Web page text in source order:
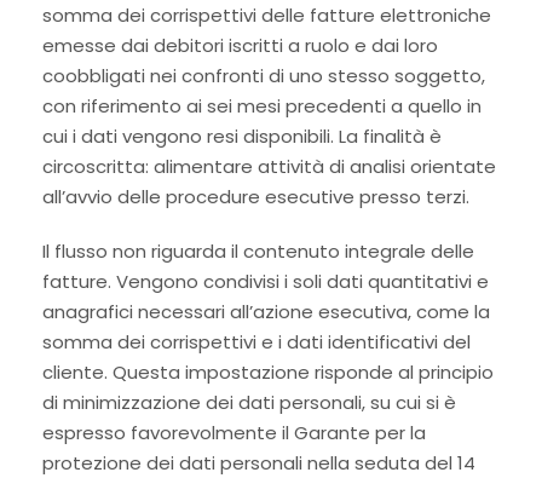
somma dei corrispettivi delle fatture elettroniche
emesse dai debitori iscritti a ruolo e dai loro
coobbligati nei confronti di uno stesso soggetto,
con riferimento ai sei mesi precedenti a quello in
cui i dati vengono resi disponibili. La finalità è
circoscritta: alimentare attività di analisi orientate
all’avvio delle procedure esecutive presso terzi.
Il flusso non riguarda il contenuto integrale delle
fatture. Vengono condivisi i soli dati quantitativi e
anagrafici necessari all’azione esecutiva, come la
somma dei corrispettivi e i dati identificativi del
cliente. Questa impostazione risponde al principio
di minimizzazione dei dati personali, su cui si è
espresso favorevolmente il Garante per la
protezione dei dati personali nella seduta del 14